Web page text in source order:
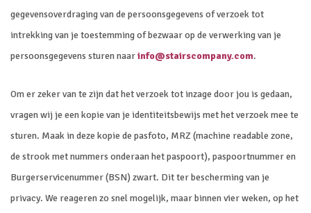
gegevensoverdraging van de persoonsgegevens of verzoek tot
intrekking van je toestemming of bezwaar op de verwerking van je
persoonsgegevens sturen naarinfo@stairscompany.com.
Om er zeker van te zijn dat het verzoek tot inzage door jou is gedaan,
vragen wij je een kopie van je identiteitsbewijs met het verzoek mee te
sturen. Maak in deze kopie de pasfoto, MRZ (machine readable zone,
de strook met nummers onderaan het paspoort), paspoortnummer en
Burgerservicenummer (BSN) zwart. Dit ter bescherming van je
privacy. We reageren zo snel mogelijk, maar binnen vier weken, op het